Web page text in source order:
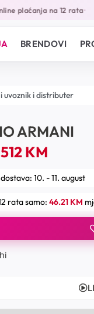
plaćanja na 12 rata•
BRENDOVI
uvoznik i distributer
ARMANI
512KM
10. - 11. august
rata samo: 46.21 KM